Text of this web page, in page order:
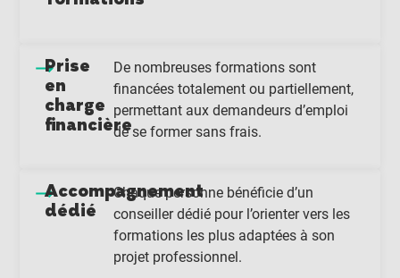
Prise
en
charge
financière
De nombreuses formations sont
financées totalement ou partiellement,
permettant aux demandeurs d’emploi
de se former sans frais.
Accompagnement
dédié
Chaque personne bénéficie d’un
conseiller dédié pour l’orienter vers les
formations les plus adaptées à son
projet professionnel.